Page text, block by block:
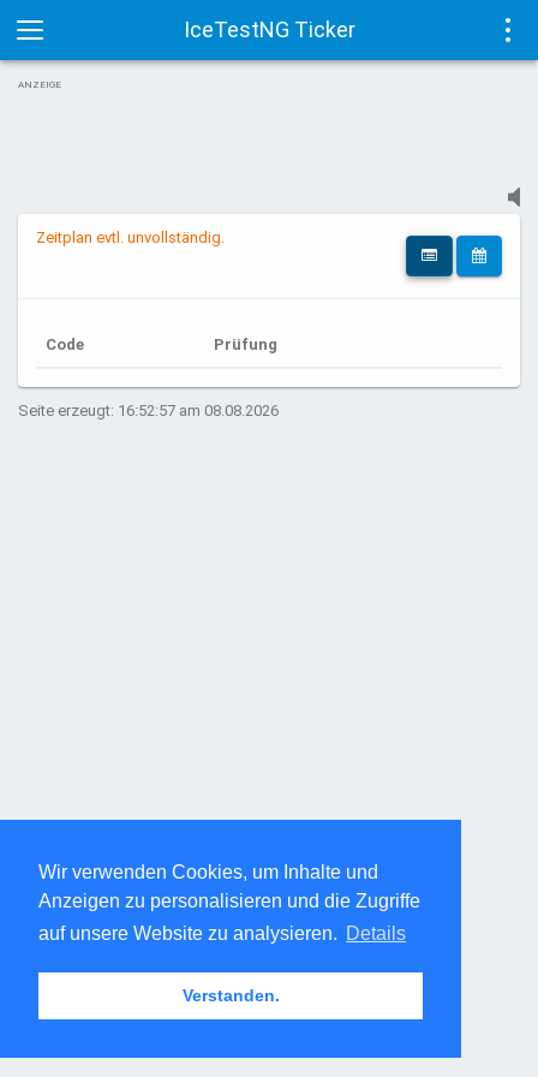
Wir verwenden Cookies, um Inhalte und
Anzeigen zu personalisieren und die Zugriffe
auf unsere Website zu analysieren. Details
Verstanden.
IceTestNG Ticker
Toggle
ANZEIGE
Zeitplan evtl. unvollständig.
Code Prüfung
Seite erzeugt: 16:52:57 am 08.08.2026